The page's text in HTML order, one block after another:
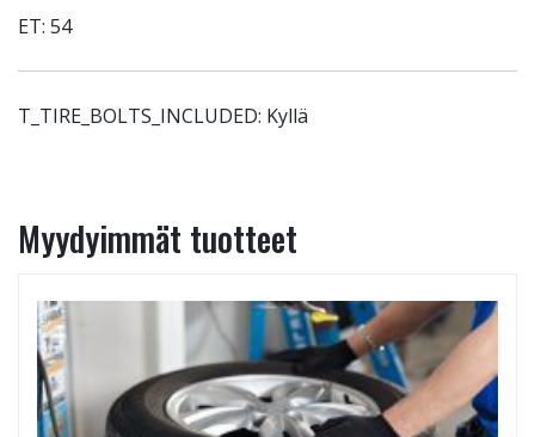
ET: 54
T_TIRE_BOLTS_INCLUDED: Kyllä
Myydyimmät tuotteet